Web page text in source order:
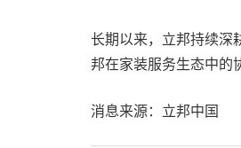
长期以来，立邦持续深
邦在家装服务生态中的
消息来源：立邦中国